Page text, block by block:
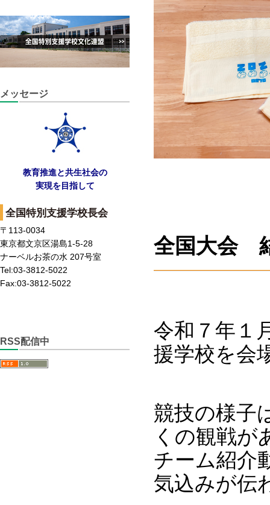
メッセージ
教育推進と共生社会の
実現を目指して
全国特別支援学校長会
〒113-0034
東京都文京区湯島1-5-28
ナーベルお茶の水 207号室
Tel:03-3812-5022
Fax:03-3812-5022
RSS配信中
全国大
令和７年１
援学校を会
競技の様子
くの観戦が
チーム紹介
気込みが伝